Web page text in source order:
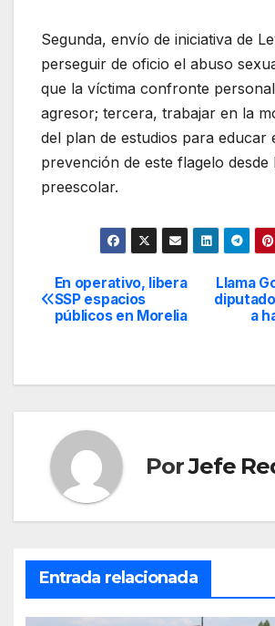
Segunda, envío de iniciativa de
perseguir de oficio el abuso
que la víctima confronte
agresor; tercera, trabajar en la
del plan de estudios para educar
prevención de este flagelo desde
preescolar.
Navegación
de
Llama
a
En operativo, libera
SSP espacios
públicos en Morelia
PorJefe
Entrada relacionada